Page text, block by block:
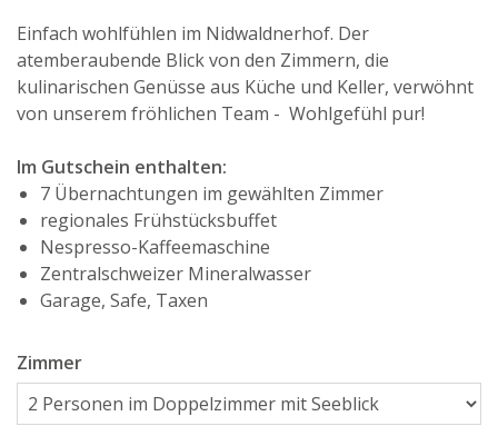
Einfach wohlfühlen im Nidwaldnerhof. Der
atemberaubende Blick von den Zimmern, die
kulinarischen Genüsse aus Küche und Keller, verwöhnt
von unserem fröhlichen Team - Wohlgefühl pur!
Im Gutschein enthalten:
7 Übernachtungen im gewählten Zimmer
regionales Frühstücksbuffet
Nespresso-Kaffeemaschine
Zentralschweizer Mineralwasser
Garage, Safe, Taxen
Zimmer